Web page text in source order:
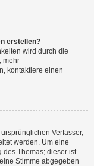
erstellen?
wird durch die
mehr
kontaktiere einen
Verfasser,
werden. Um eine
des Themas; dieser ist
Stimme abgegeben